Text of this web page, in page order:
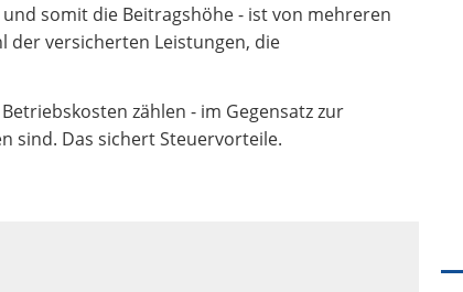
somit die Beitragshöhe - ist von mehreren
der versicherten Leistungen, die
zählen - im Gegensatz zur
sind. Das sichert Steuervorteile.